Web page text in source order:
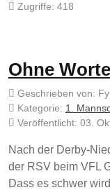
Zugriffe: 418
Ohne
Geschrieben von:
Kategorie: 1.
Veröffentlicht: 03.
Nach der Derby-
der RSV beim VFL
Dass es schwer